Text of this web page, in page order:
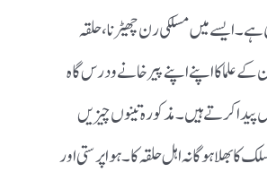
میں مسلکی رن چھیڑنا،حلقہ
کے علما کا اپنے اپنے پیر خانے و درس گاہ
پیدا کرتے ہیں۔مذکورہ تینوں چیزیں
بھلا ہوگا نہ اہل حلقہ کا۔ہوا پرستی اور